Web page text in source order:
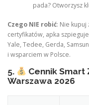
pada? Otworzysz
Czego NIE robić: Nie kupuj
certyfikatów, apka
Yale, Tedee, Gerda,
i wsparciem w Polsce.
5.
Cennik Smart
Warszawa 2026